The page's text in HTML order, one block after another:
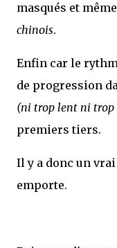
masqués et même
chinois.
Enfin car le
de progression
(ni trop lent ni trop
premiers tiers.
Il y a donc un
emporte.